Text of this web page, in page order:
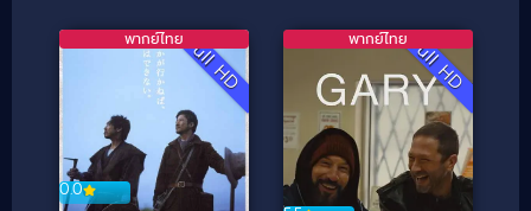
Full HD
0.0
พากย์ไทย Full HD
พากย์ไทย